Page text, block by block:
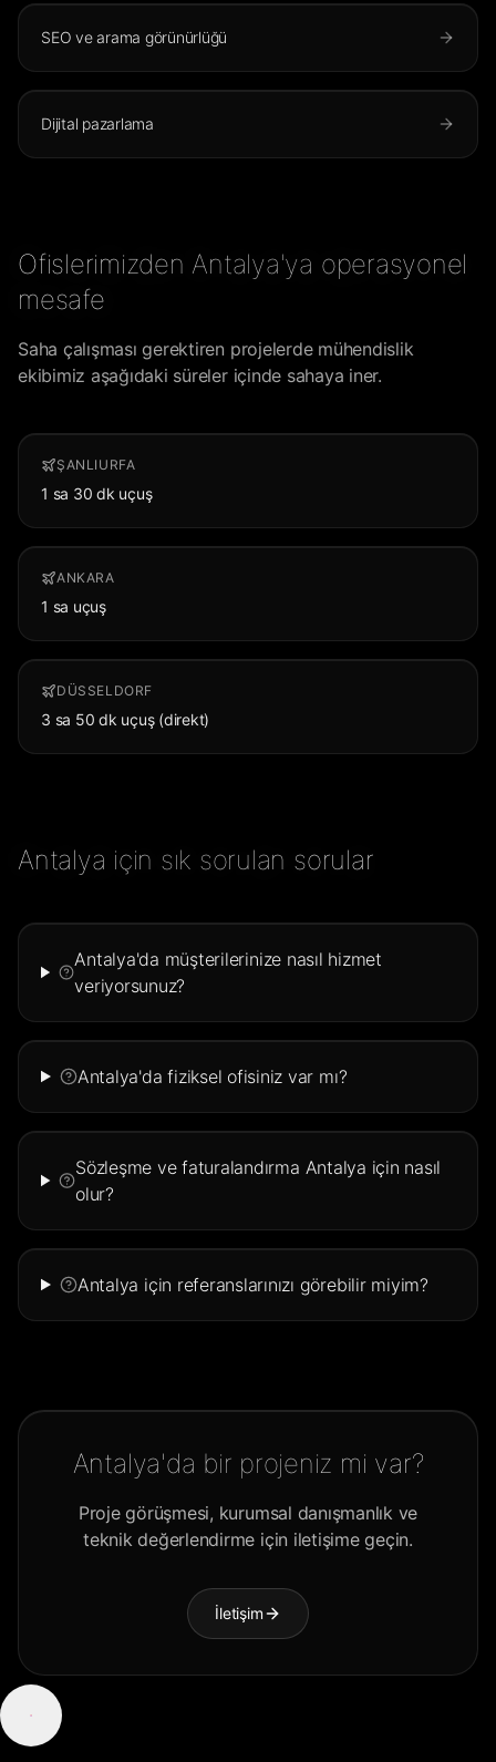
SEO ve arama görünürlüğü
Dijital pazarlama
Ofislerimizden Antalya'ya operasyonel
mesafe
Saha çalışması gerektiren projelerde mühendislik
ekibimiz aşağıdaki süreler içinde sahaya iner.
ŞANLIURFA
1 sa 30 dk uçuş
ANKARA
1 sa uçuş
DÜSSELDORF
3 sa 50 dk uçuş (direkt)
Antalya için sık sorulan sorular
Antalya'da müşterilerinize nasıl hizmet
veriyorsunuz?
Antalya'da fiziksel ofisiniz var mı?
Sözleşme ve faturalandırma Antalya için nasıl
olur?
Antalya için referanslarınızı görebilir miyim?
Antalya'da bir projeniz mi var?
Proje görüşmesi, kurumsal danışmanlık ve
teknik değerlendirme için iletişime geçin.
İletişim